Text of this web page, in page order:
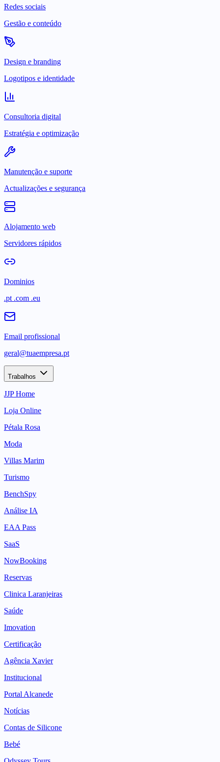
Redes sociais
Gestão e conteúdo
Design e branding
Logotipos e identidade
Consultoria digital
Estratégia e optimização
Manutenção e suporte
Actualizações e segurança
Alojamento web
Servidores rápidos
Dominios
.pt .com .eu
Email profissional
geral@tuaempresa.pt
Trabalhos
JJP Home
Loja Online
Pétala Rosa
Moda
Villas Marim
Turismo
BenchSpy
Análise IA
EAA Pass
SaaS
NowBooking
Reservas
Clinica Laranjeiras
Saúde
Imovation
Certificação
Agência Xavier
Institucional
Portal Alcanede
Notícias
Contas de Silicone
Bebé